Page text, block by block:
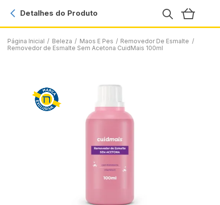
Página Inicial / Beleza / Maos E Pes / Removedor De Esmalte /
Removedor de Esmalte Sem Acetona CuidMais 100ml
Detalhes do Produto